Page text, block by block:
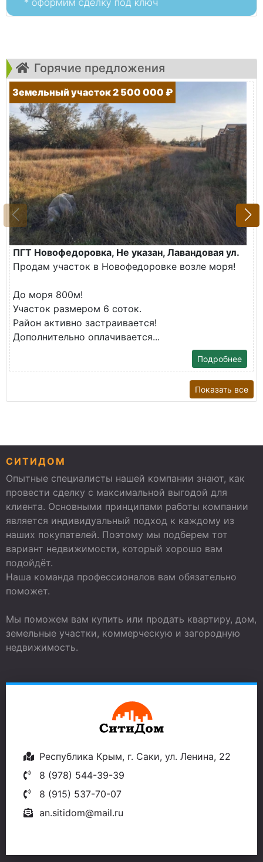
Горячие предложения
Земельный участок 2 500 000 ₽
ПГТ Новофедоровка, Не указан, Лавандовая ул.
Продам участок в Новофедоровке возле моря!
До моря 800м!
Участок размером 6 соток.
Район активно застраивается!
Дополнительно оплачивается...
Подробнее
Показать все
СИТИДОМ
Опытные специалисты нашей компании знают, как
провести сделку с максимальной выгодой для
клиента. Основными принципами работы компании
является индивидуальный подход к каждому из
наших покупателей. Поэтому мы подберем тот
вариант недвижимости, который хорошо вам
подойдёт.
Наша команда профессионалов вам обязательно
поможет.
Мы поможем вам купить или продать квартиру, дом,
земельные участки, коммерческую и загородную
недвижимость.
Республика Крым, г. Саки, ул. Ленина, 22
8 (978) 544-39-39
8 (915) 537-70-07
an.sitidom@mail.ru